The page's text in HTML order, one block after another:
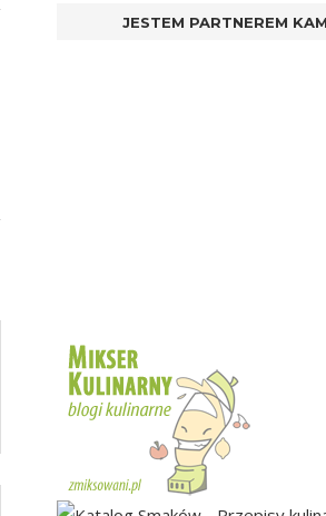
JESTEM PARTNEREM